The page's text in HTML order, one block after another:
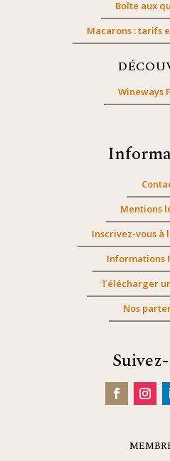
Boîte aux
Macarons : tarifs
Wineways
Mentions
Inscrivez-vous à
Informations
Télécharger
Nos